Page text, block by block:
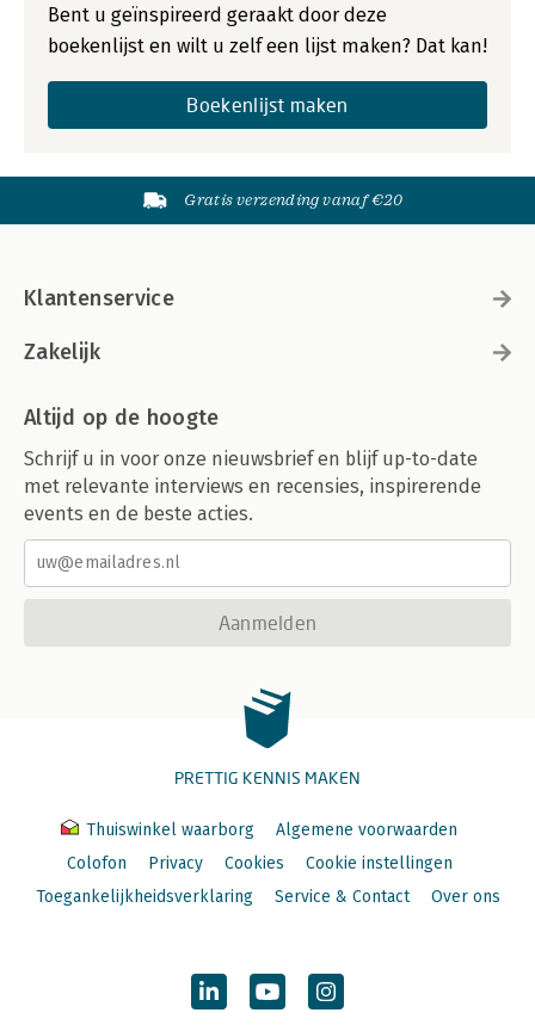
Bent u geïnspireerd geraakt door deze
boekenlijst en wilt u zelf een lijst maken? Dat kan!
Boekenlijst maken
Gratis verzending vanaf €20
Klantenservice
Zakelijk
Altijd op de hoogte
Schrijf u in voor onze nieuwsbrief en blijf up-to-date
met relevante interviews en recensies, inspirerende
events en de beste acties.
Aanmelden
PRETTIG KENNIS MAKEN
Thuiswinkel waarborg
Algemene voorwaarden
Colofon
Privacy Cookies
Cookie instellingen
Toegankelijkheidsverklaring
Service & Contact Over ons